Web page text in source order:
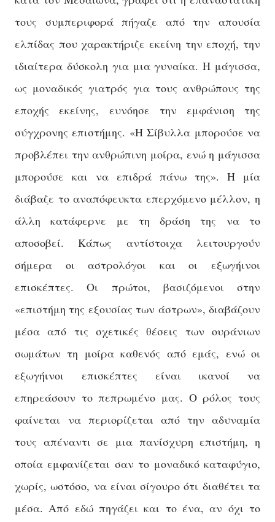
τους συμπεριφορά πήγαζε από την απουσία
ελπίδας που χαρακτήριζε εκείνη την εποχή, την
ιδιαίτερα δύσκολη για μια γυναίκα. Η μάγισσα,
ως μοναδικός γιατρός για τους ανθρώπους της
εποχής εκείνης, ευνόησε την εμφάνιση της
σύγχρονης επιστήμης. «Η Σίβυλλα μπορούσε να
προβλέπει την ανθρώπινη μοίρα, ενώ η μάγισσα
μπορούσε και να επιδρά πάνω της». Η μία
διάβαζε το αναπόφευκτα επερχόμενο μέλλον, η
άλλη κατάφερνε με τη δράση της να το
αποσοβεί. Κάπως αντίστοιχα λειτουργούν
σήμερα οι αστρολόγοι και οι εξωγήινοι
επισκέπτες. Οι πρώτοι, βασιζόμενοι στην
«επιστήμη της εξουσίας των άστρων», διαβάζουν
μέσα από τις σχετικές θέσεις των ουράνιων
σωμάτων τη μοίρα καθενός από εμάς, ενώ οι
εξωγήινοι επισκέπτες είναι ικανοί να
επηρεάσουν το πεπρωμένο μας. Ο ρόλος τους
φαίνεται να περιορίζεται από την αδυναμία
τους απέναντι σε μια πανίσχυρη επιστήμη, η
οποία εμφανίζεται σαν το μοναδικό καταφύγιο,
χωρίς, ωστόσο, να είναι σίγουρο ότι διαθέτει τα
μέσα. Από εδώ πηγάζει και το ένα, αν όχι το